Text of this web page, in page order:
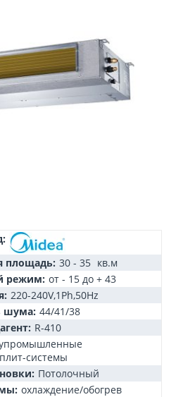
площадь: 30 - 35 кв.м
режим: от - 15 до + 43
220-240V,1Ph,50Hz
шума: 44/41/38
R-410
системы
Потолочный
охлаждение/обогрев